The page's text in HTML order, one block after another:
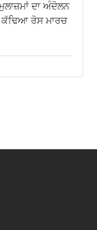
ਦਾ ਅੰਦੋਲਨ
ਕੱਢਿਆ ਰੋਸ ਮਾਰਚ